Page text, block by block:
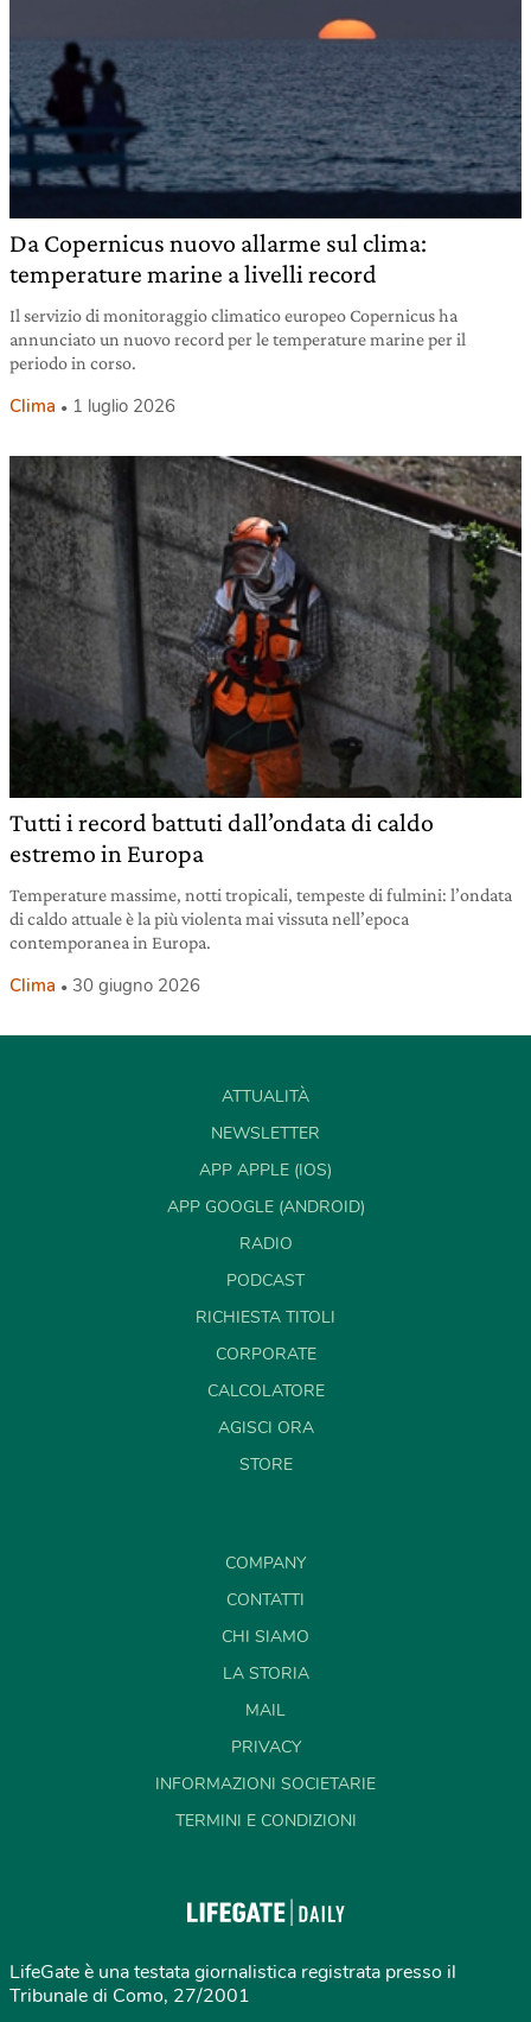
Da Copernicus nuovo allarme sul clima:
temperature marine a livelli record
Il servizio di monitoraggio climatico europeo Copernicus ha
annunciato un nuovo record per le temperature marine per il
periodo in corso.
Clima 1 luglio 2026
Tutti i record battuti dall’ondata di caldo
estremo in Europa
Temperature massime, notti tropicali, tempeste di fulmini: l’ondata
di caldo attuale è la più violenta mai vissuta nell’epoca
contemporanea in Europa.
Clima 30 giugno 2026
ATTUALITÀ
NEWSLETTER
APP APPLE (IOS)
APP GOOGLE (ANDROID)
RADIO
PODCAST
RICHIESTA TITOLI
CORPORATE
CALCOLATORE
AGISCI ORA
STORE
COMPANY
CONTATTI
CHI SIAMO
LA STORIA
MAIL
PRIVACY
INFORMAZIONI SOCIETARIE
TERMINI E CONDIZIONI
LifeGate è una testata giornalistica registrata presso il
Tribunale di Como, 27/2001